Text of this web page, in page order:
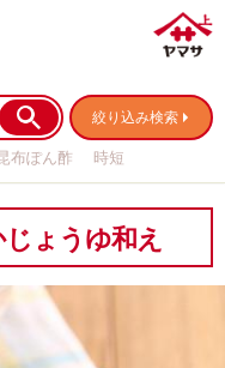
絞り込み検索
布ぽん酢
時短
ょうゆ和え